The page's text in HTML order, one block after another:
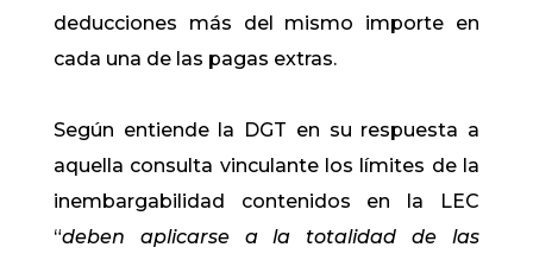
deducciones más del mismo importe en
cada una de las pagas extras.
Según entiende la DGT en su respuesta a
aquella consulta vinculante los límites de la
inembargabilidad contenidos en la LEC
“deben aplicarse a la totalidad de las